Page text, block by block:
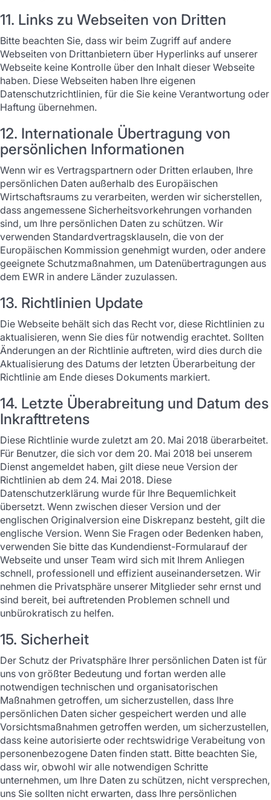
11. Links zu Webseiten von Dritten
Bitte beachten Sie, dass wir beim Zugriff auf andere
Webseiten von Drittanbietern über Hyperlinks auf unserer
Webseite keine Kontrolle über den Inhalt dieser Webseite
haben. Diese Webseiten haben Ihre eigenen
Datenschutzrichtlinien, für die Sie keine Verantwortung oder
Haftung übernehmen.
12. Internationale Übertragung von
persönlichen Informationen
Wenn wir es Vertragspartnern oder Dritten erlauben, Ihre
persönlichen Daten außerhalb des Europäischen
Wirtschaftsraums zu verarbeiten, werden wir sicherstellen,
dass angemessene Sicherheitsvorkehrungen vorhanden
sind, um Ihre persönlichen Daten zu schützen. Wir
verwenden Standardvertragsklauseln, die von der
Europäischen Kommission genehmigt wurden, oder andere
geeignete Schutzmaßnahmen, um Datenübertragungen aus
dem EWR in andere Länder zuzulassen.
13. Richtlinien Update
Die Webseite behält sich das Recht vor, diese Richtlinien zu
aktualisieren, wenn Sie dies für notwendig erachtet. Sollten
Änderungen an der Richtlinie auftreten, wird dies durch die
Aktualisierung des Datums der letzten Überarbeitung der
Richtlinie am Ende dieses Dokuments markiert.
14. Letzte Überabreitung und Datum des
Inkrafttretens
Diese Richtlinie wurde zuletzt am 20. Mai 2018 überarbeitet.
Für Benutzer, die sich vor dem 20. Mai 2018 bei unserem
Dienst angemeldet haben, gilt diese neue Version der
Richtlinien ab dem 24. Mai 2018. Diese
Datenschutzerklärung wurde für Ihre Bequemlichkeit
übersetzt. Wenn zwischen dieser Version und der
englischen Originalversion eine Diskrepanz besteht, gilt die
englische Version. Wenn Sie Fragen oder Bedenken haben,
verwenden Sie bitte das Kundendienst-Formularauf der
Webseite und unser Team wird sich mit Ihrem Anliegen
schnell, professionell und effizient auseinandersetzen. Wir
nehmen die Privatsphäre unserer Mitglieder sehr ernst und
sind bereit, bei auftretenden Problemen schnell und
unbürokratisch zu helfen.
15. Sicherheit
Der Schutz der Privatsphäre Ihrer persönlichen Daten ist für
uns von größter Bedeutung und fortan werden alle
notwendigen technischen und organisatorischen
Maßnahmen getroffen, um sicherzustellen, dass Ihre
persönlichen Daten sicher gespeichert werden und alle
Vorsichtsmaßnahmen getroffen werden, um sicherzustellen,
dass keine autorisierte oder rechtswidrige Verabeitung von
personenbezogene Daten finden statt. Bitte beachten Sie,
dass wir, obwohl wir alle notwendigen Schritte
unternehmen, um Ihre Daten zu schützen, nicht versprechen,
uns Sie sollten nicht erwarten, dass Ihre persönlichen